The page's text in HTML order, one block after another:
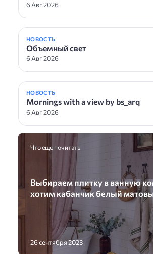
6 Авг 2026
НОВОСТЬ
Объемный свет
6 Авг 2026
НОВОСТЬ
Mornings with a view by bs_arq
6 Авг 2026
Что еще почитать
Выбираем плитку в ванную
хотим кабанчик белый
26 сентября 2023